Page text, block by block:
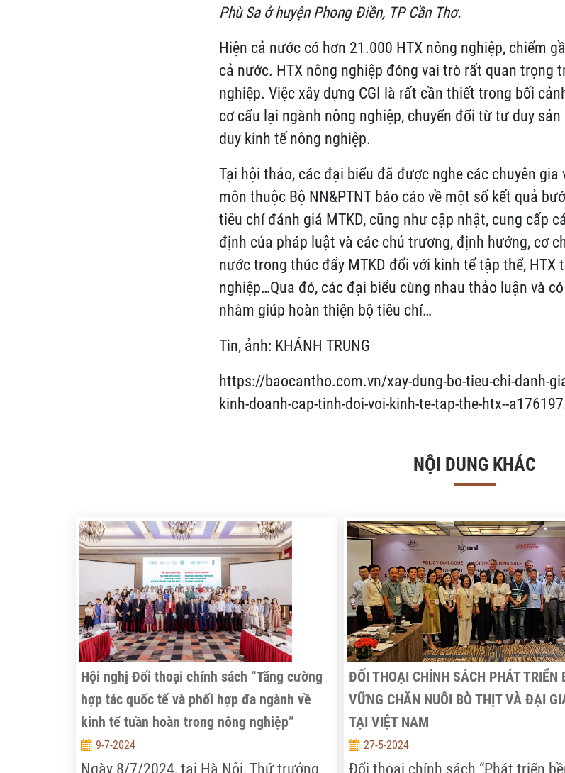
Phù Sa ở huyện Phong Điền, TP Cần Thơ.
Hiện cả nước có hơn 21.000 HTX nông nghiệp, chiếm
cả nước. HTX nông nghiệp đóng vai trò rất quan trọng
nghiệp. Việc xây dựng CGI là rất cần thiết trong bối
cơ cấu lại ngành nông nghiệp, chuyển đổi từ tư duy
duy kinh tế nông nghiệp.
Tại hội thảo, các đại biểu đã được nghe các chuyên gia
môn thuộc Bộ NN&PTNT báo cáo về một số kết quả
tiêu chí đánh giá MTKD, cũng như cập nhật, cung cấp
định của pháp luật và các chủ trương, định hướng, cơ
nước trong thúc đẩy MTKD đối với kinh tế tập thể, HTX
nghiệp…Qua đó, các đại biểu cùng nhau thảo luận và
nhằm giúp hoàn thiện bộ tiêu chí…
Tin, ảnh: KHÁNH TRUNG
https://baocantho.com.vn/xay-dung-bo-tieu-chi-danh-
kinh-doanh-cap-tinh-doi-voi-kinh-te-tap-the-htx--
NỘI DUNG KHÁC
Hội nghị Đối thoại chính sách “Tăng cường
hợp tác quốc tế và phối hợp đa ngành về
kinh tế tuần hoàn trong nông nghiệp”
9-7-2024
Ngày 8/7/2024, tại Hà Nội, Thứ trưởng
ĐỐI THOẠI CHÍNH SÁCH PHÁT TRIỂN
VỮNG CHĂN NUÔI BÒ THỊT VÀ ĐẠI
TẠI VIỆT NAM
27-5-2024
Đối thoại chính sách “Phát triển